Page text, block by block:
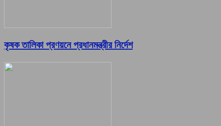
কৃষক তালিকা প্রণয়নে প্রধানমন্ত্রীর নির্দেশ